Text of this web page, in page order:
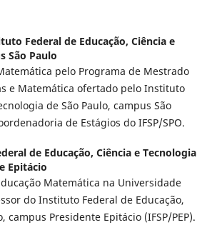
Federal de Educação, Ciência e
São Paulo
pelo Programa de Mestrado
e Matemática ofertado pelo Instituto
de São Paulo, campus São
de Estágios do IFSP/SPO.
de Educação, Ciência e Tecnologia
Epitácio
Matemática na Universidade
do Instituto Federal de Educação,
campus Presidente Epitácio (IFSP/PEP).